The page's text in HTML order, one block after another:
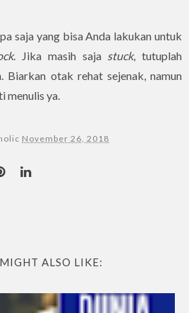
saja yang bisa Anda lakukan untuk
. Jika masih saja stuck, tutuplah
Biarkan otak rehat sejenak, namun
menulis ya.
November 26, 2018
ALSO LIKE: